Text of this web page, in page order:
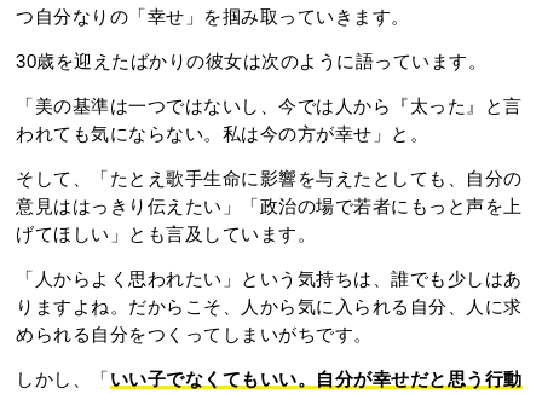
つ自分なりの「幸せ」を掴み取っていきます。
30歳を迎えたばかりの彼女は次のように語っています。
「美の基準は一つではないし、今では人から『太った』と言
われても気にならない。私は今の方が幸せ」と。
そして、「たとえ歌手生命に影響を与えたとしても、自分の
意見ははっきり伝えたい」「政治の場で若者にもっと声を上
げてほしい」とも言及しています。
「人からよく思われたい」という気持ちは、誰でも少しはあ
りますよね。だからこそ、人から気に入られる自分、人に求
められる自分をつくってしまいがちです。
しかし、「いい子でなくてもいい。自分が幸せだと思う行動